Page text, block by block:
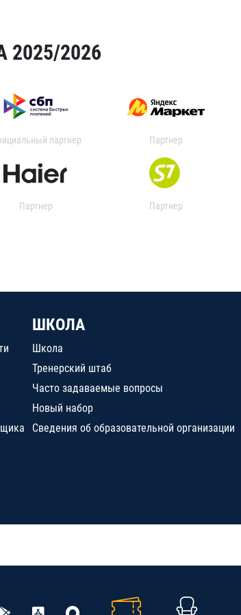
2026
партнер Партнер
Партнер Партнер
ШКОЛА
Школа
Тренерский штаб
Часто задаваемые вопросы
Новый набор
Сведения об образовательной организации